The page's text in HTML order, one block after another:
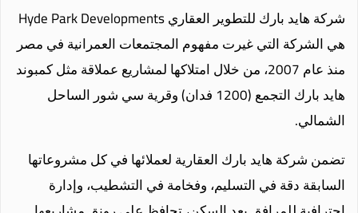
شركة هايد بارك للتطوير العقاري Hyde Park Developments
هي الشركة التي غيرت مفهوم المجتمعات العمرانية في مصر
منذ عام 2007، من خلال امتلاكها لمشاريع عملاقة مثل كمبوند
هايد بارك التجمع (1200 فدان) وقرية سي شور الساحل
الشمالي.
تضمن شركة هايد بارك العقارية لعملائها في كل مشروعاتها
السابقة دقة في التسليم، وفخامة في التشطيب، وإدارة